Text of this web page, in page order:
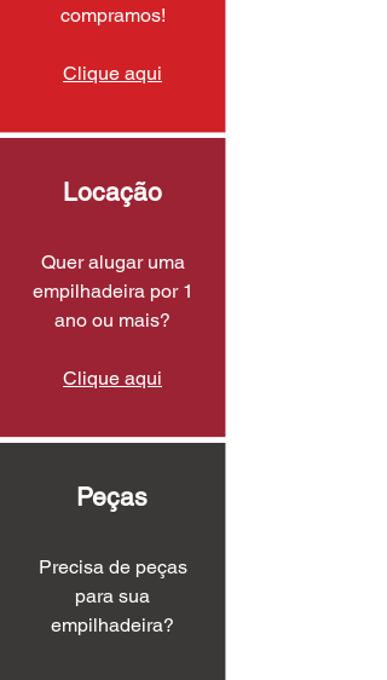
compramos!
Clique aqui
Locação
Quer alugar uma
empilhadeira por 1
ano ou mais?
Clique aqui
Peças
Precisa de peças
para sua
empilhadeira?